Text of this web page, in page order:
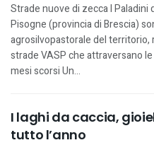
Strade nuove di zecca I
Pisogne (provincia di Brescia)
agrosilvopastorale del
strade VASP che attraversano
mesi scorsi Un...
I laghi da caccia,
tutto l’anno